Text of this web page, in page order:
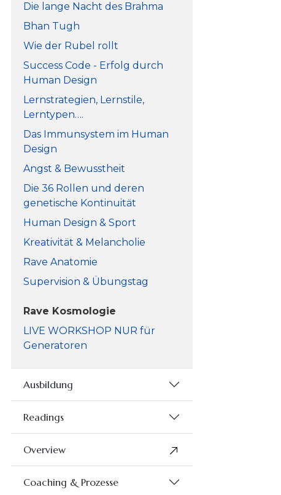
Die lange Nacht des Brahma
Bhan Tugh
Wie der Rubel rollt
Success Code - Erfolg durch
Human Design
Lernstrategien, Lernstile,
Lerntypen….
Das Immunsystem im Human
Design
Angst & Bewusstheit
Die 36 Rollen und deren
genetische Kontinuität
Human Design & Sport
Kreativität & Melancholie
Rave Anatomie
Supervision & Übungstag
Rave Kosmologie
LIVE WORKSHOP NUR für
Generatoren
Ausbildung
Readings
Overview
Coaching & Prozesse